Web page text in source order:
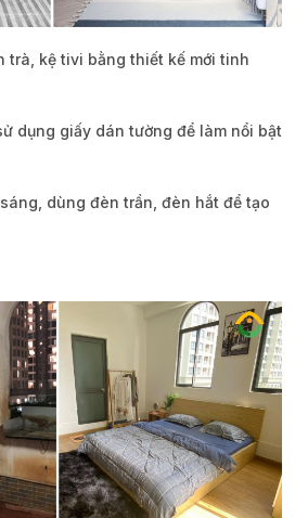
trà, kệ tivi bằng thiết kế mới tinh
dụng giấy dán tường để làm nổi bật
dùng đèn trần, đèn hắt để tạo